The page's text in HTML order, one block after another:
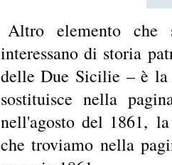
Altro elemento che
interessano di storia
delle Due Sicilie – è
sostituisce nella
nell'agosto del 1861,
che troviamo nella